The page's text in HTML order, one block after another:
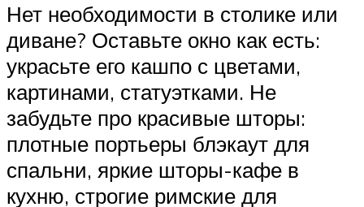
Нет необходимости в столике или
диване? Оставьте окно как есть:
украсьте его кашпо с цветами,
картинами, статуэтками. Не
забудьте про красивые шторы:
плотные портьеры блэкаут для
спальни, яркие шторы-кафе в
кухню, строгие римские для